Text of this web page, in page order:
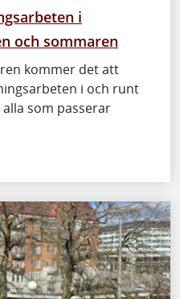
i
och sommaren
kommer det att
i och runt
som passerar